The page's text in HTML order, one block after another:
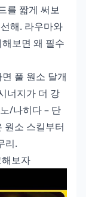
를 짧게 써보
해. 라우마와
보면 왜 필수
풀 원소 달개
너지가 더 강
/나히다 – 단
원소 스킬부터
리.
보자